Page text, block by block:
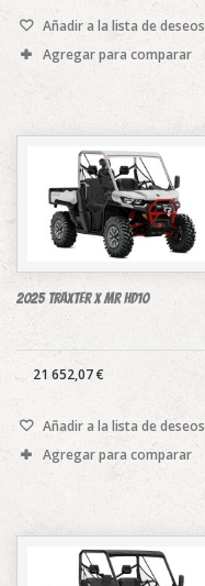
Añadir a la lista de deseos
Agregar para comparar
2025 Traxter X mr HD10
21 652,07 €
Añadir a la lista de deseos
Agregar para comparar